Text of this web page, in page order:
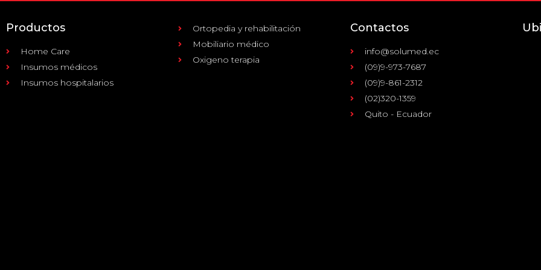
Productos
Home Care
Insumos médicos
Insumos hospitalarios
Ortopedia y rehabilitación
Mobiliario médico
Oxigeno terapia
Contactos
info@solumed.ec
(09)9-973-7687
(09)9-861-2312
(02)320-1359
Quito - Ecuador